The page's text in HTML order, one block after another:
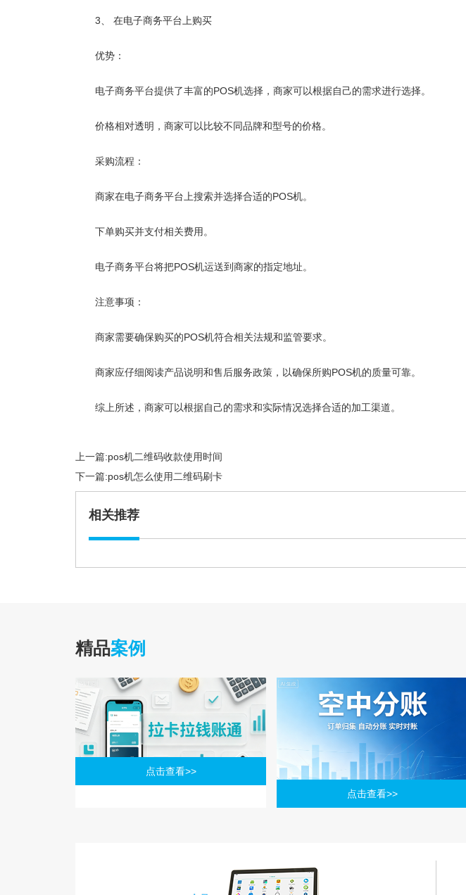
3、 在电子商务平台上购买
优势：
电子商务平台提供了丰富的POS机选择，商家可以根据自己的需求进行选择。
价格相对透明，商家可以比较不同品牌和型号的价格。
采购流程：
商家在电子商务平台上搜索并选择合适的POS机。
下单购买并支付相关费用。
电子商务平台将把POS机运送到商家的指定地址。
注意事项：
商家需要确保购买的POS机符合相关法规和监管要求。
商家应仔细阅读产品说明和售后服务政策，以确保所购POS机的质量可靠。
综上所述，商家可以根据自己的需求和实际情况选择合适的加工渠道。
上一篇:pos机二维码收款使用时间
下一篇:pos机怎么使用二维码刷卡
相关推荐
精品案例
点击查看>>
点击查看>>